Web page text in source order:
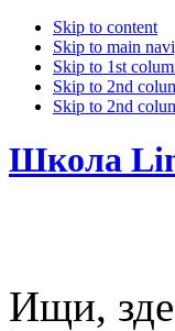
Skip to content
Skip to main
Skip to 1st
Skip to 2nd
Skip to 2nd
Школа
Ищи,